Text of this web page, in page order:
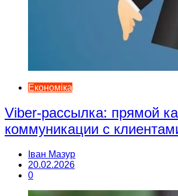
Економіка
Viber-рассылка: прямой
коммуникации с
Іван Мазур
20.02.2026
0